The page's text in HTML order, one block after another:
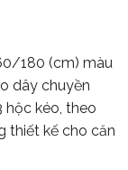
180 (cm) màu
dây chuyền
hộc kéo, theo
thiết kế cho căn